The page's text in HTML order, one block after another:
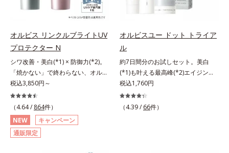
オルビス リンクルブライトUV
プロテクター N
シワ改善・美白(*1) × 防御力(*2)。
「焼かない」で終わらない、オルビ
ス最高峰(*3)日焼け止め。シワ改
善・美白(*1) × 防御力(*2)「焼かな
い」で終わらないオルビス最高峰
(*3)顔用日焼け止めです。ポーラ化
成の独自研究による、紫外線に反応
して強固な膜を形成する技術「瞬間
税込3,850円～
（4.64 / 864件）
NEW
キャンペーン
通販限定
オルビスユー ドット トライア
ル
約7日間分のお試しセット。美白
(*1)も叶える最高峰(*2)エイジング
ケア(*3)。ハリも透明感(*4)も結果
主義。年齢サイン(*5)の因子に着目
した肌科学エイジングケア(*3)シリ
税込1,760円
（4.39 / 66件）